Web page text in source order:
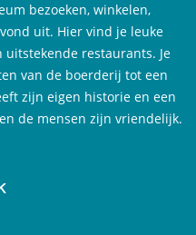
bezoeken, winkelen,
uit. Hier vind je leuke
uitstekende restaurants. Je
van de boerderij tot een
zijn eigen historie en een
de mensen zijn vriendelijk.